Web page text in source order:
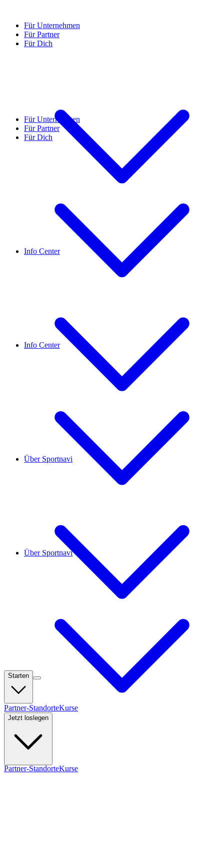
Für Unternehmen
Für Partner
Für Dich
Info Center
Über Sportnavi
Starten
Partner-StandorteKurse
Jetzt loslegen
Für Unternehmen
Für Partner
Für Dich
Info Center
Über Sportnavi
Partner-StandorteKurse